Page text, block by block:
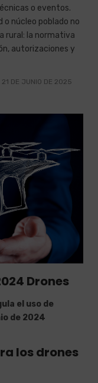
o eventos.
o núcleo poblado no
rural: la normativa
autorizaciones y
21 DE JUNIO DE 2025
Drones
el uso de
de 2024
los drones